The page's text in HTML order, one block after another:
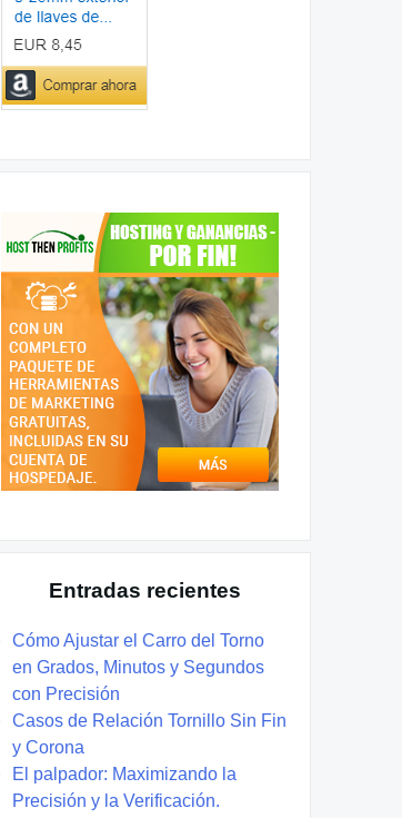
Entradas recientes
Cómo Ajustar el Carro del Torno
en Grados, Minutos y Segundos
con Precisión
Casos de Relación Tornillo Sin Fin
y Corona
El palpador: Maximizando la
Precisión y la Verificación.